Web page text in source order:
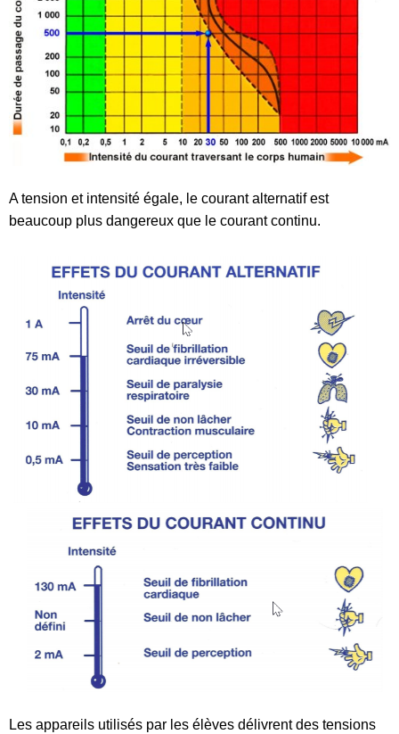
A tension et intensité égale, le courant alternatif est
beaucoup plus dangereux que le courant continu.
Les appareils utilisés par les élèves délivrent des tensions